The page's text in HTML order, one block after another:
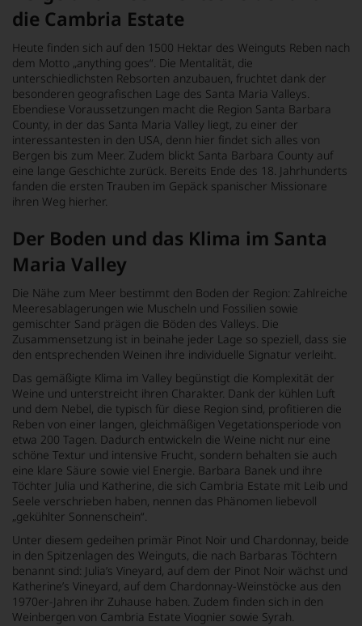
die Cambria Estate
Heute finden sich auf den 1500 Hektar des Weinguts Reben nach
dem Motto „anything goes“. Die Mentalität, die
unterschiedlichsten Rebsorten anzubauen, fruchtet dank der
besonderen geografischen Lage des Santa Maria Valleys.
Ebendiese Voraussetzungen macht die Region Santa Barbara
County, in der das Santa Maria Valley liegt, zu einer der
interessantesten in den USA, denn hier findet sich alles von
Bergen bis zum Meer. Zudem blickt Santa Barbara County auf
eine lange Geschichte zurück. Bereits Ende des 18. Jahrhunderts
fanden die ersten Trauben im Gepäck spanischer Missionare
ihren Weg hierher.
Der Boden und das Klima im Santa
Maria Valley
Die Nähe zum Meer bestimmt den Boden der Region: Zahlreiche
Meeresablagerungen wie Muscheln und Fossilien sowie
gemischter Sand prägen die Böden des Valleys. Die
Zusammensetzung ist in beinahe jeder Lage so speziell, dass sie
den entsprechenden Weinen ihre individuelle Signatur verleiht.
Das gemäßigte Klima im Valley begünstigt die Komplexität der
Weine und unterstreicht ihren Charakter. Dank der kühlen Luft
und dem Nebel, die typisch für diese Region sind, profitieren die
Reben von einer langen, gleichmäßigen Vegetationsperiode von
etwa 200 Tagen. Dadurch entwickeln die Weine nicht nur eine
schöne Textur und intensive Frucht, sondern behalten sie auch
eine klare Säure sowie viel Energie. Barbara Banek und ihre
Töchter Julia und Katherine, die sich Cambria Estate mit Leib und
Seele verschrieben haben, nennen das Phänomen liebevoll
„gekühlter Sonnenschein“.
Unter diesem gedeihen primär Pinot Noir und Chardonnay, beide
in den Spitzenlagen des Weinguts, die nach Barbaras Töchtern
benannt sind: Julia’s Vineyard, auf dem der Pinot Noir wächst und
Katherine’s Vineyard, auf dem Chardonnay-Weinstöcke aus den
1970er-Jahren ihr Zuhause haben. Zudem finden sich in den
Weinbergen von Cambria Estate Viognier sowie Syrah.